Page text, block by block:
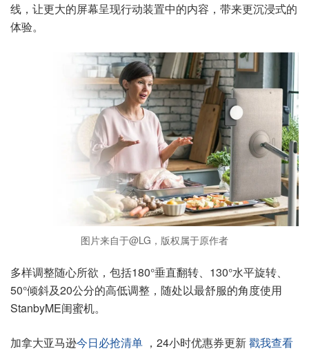
线，让更大的屏幕呈现行动装置中的内容，带来更沉浸式的
体验。
图片来自于@LG，版权属于原作者
多样调整随心所欲，包括180°垂直翻转、130°水平旋转、
50°倾斜及20公分的高低调整，随处以最舒服的角度使用
StanbyME闺蜜机。
加拿大亚马逊今日必抢清单 ，24小时优惠券更新戳我查看